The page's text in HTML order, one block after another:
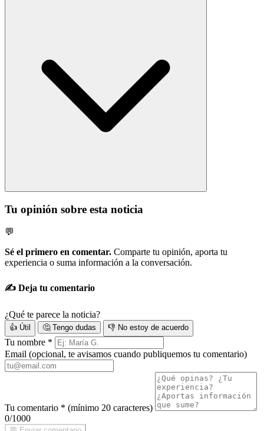
Tu opinión sobre esta noticia
💬
Sé el primero en comentar. Comparte tu opinión, aporta tu
experiencia o suma información a la conversación.
✍️ Deja tu comentario
¿Qué te parece la noticia?
👍 Útil 🤔 Tengo dudas 👎 No estoy de acuerdo
Tu nombre *
Email (opcional, te avisamos cuando publiquemos tu comentario)
Tu comentario * (mínimo 20 caracteres)
0/1000